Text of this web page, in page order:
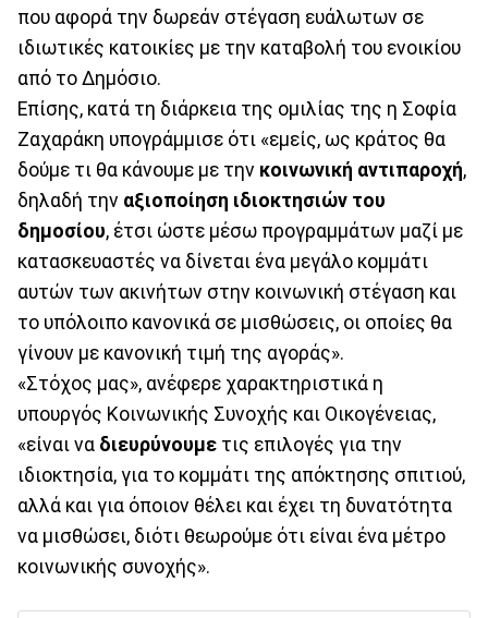
που αφορά την δωρεάν στέγαση ευάλωτων σε
ιδιωτικές κατοικίες με την καταβολή του ενοικίου
από το Δημόσιο.
Επίσης, κατά τη διάρκεια της ομιλίας της η Σοφία
Ζαχαράκη υπογράμμισε ότι «εμείς, ως κράτος θα
δούμε τι θα κάνουμε με την κοινωνική αντιπαροχή,
δηλαδή την αξιοποίηση ιδιοκτησιών του
δημοσίου, έτσι ώστε μέσω προγραμμάτων μαζί με
κατασκευαστές να δίνεται ένα μεγάλο κομμάτι
αυτών των ακινήτων στην κοινωνική στέγαση και
το υπόλοιπο κανονικά σε μισθώσεις, οι οποίες θα
γίνουν με κανονική τιμή της αγοράς».
«Στόχος μας», ανέφερε χαρακτηριστικά η
υπουργός Κοινωνικής Συνοχής και Οικογένειας,
«είναι να διευρύνουμε τις επιλογές για την
ιδιοκτησία, για το κομμάτι της απόκτησης σπιτιού,
αλλά και για όποιον θέλει και έχει τη δυνατότητα
να μισθώσει, διότι θεωρούμε ότι είναι ένα μέτρο
κοινωνικής συνοχής».